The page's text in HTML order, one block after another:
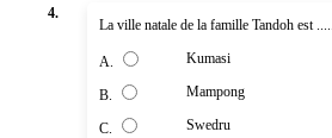
4.
La ville natale de la famille Tandoh est ......
A. Kumasi
B. Mampong
C. Swedru